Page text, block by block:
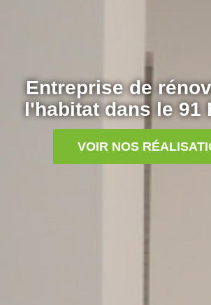
Entreprise de
l'habitat dans le 91
VOIR NOS